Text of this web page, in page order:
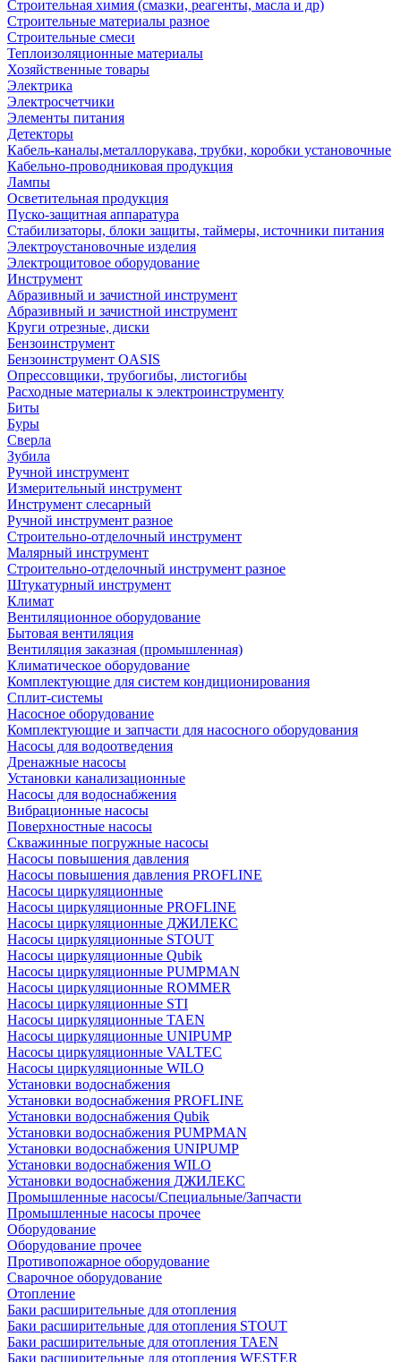
Строительная химия (смазки, реагенты, масла и др)
Строительные материалы разное
Строительные смеси
Теплоизоляционные материалы
Хозяйственные товары
Электрика
Электросчетчики
Элементы питания
Детекторы
Кабель-каналы,металлорукава, трубки, коробки установочные
Кабельно-проводниковая продукция
Лампы
Осветительная продукция
Пуско-защитная аппаратура
Стабилизаторы, блоки защиты, таймеры, источники питания
Электроустановочные изделия
Электрощитовое оборудование
Инструмент
Абразивный и зачистной инструмент
Абразивный и зачистной инструмент
Круги отрезные, диски
Бензоинструмент
Бензоинструмент OASIS
Опрессовщики, трубогибы, листогибы
Расходные материалы к электроинструменту
Биты
Буры
Сверла
Зубила
Ручной инструмент
Измерительный инструмент
Инструмент слесарный
Ручной инструмент разное
Строительно-отделочный инструмент
Малярный инструмент
Строительно-отделочный инструмент разное
Штукатурный инструмент
Климат
Вентиляционное оборудование
Бытовая вентиляция
Вентиляция заказная (промышленная)
Климатическое оборудование
Комплектующие для систем кондиционирования
Сплит-системы
Насосное оборудование
Комплектующие и запчасти для насосного оборудования
Насосы для водоотведения
Дренажные насосы
Установки канализационные
Насосы для водоснабжения
Вибрационные насосы
Поверхностные насосы
Скважинные погружные насосы
Насосы повышения давления
Насосы повышения давления PROFLINE
Насосы циркуляционные
Насосы циркуляционные PROFLINE
Насосы циркуляционные ДЖИЛЕКС
Насосы циркуляционные STOUT
Насосы циркуляционные Qubik
Насосы циркуляционные PUMPMAN
Насосы циркуляционные ROMMER
Насосы циркуляционные STI
Насосы циркуляционные TAEN
Насосы циркуляционные UNIPUMP
Насосы циркуляционные VALTEC
Насосы циркуляционные WILO
Установки водоснабжения
Установки водоснабжения PROFLINE
Установки водоснабжения Qubik
Установки водоснабжения PUMPMAN
Установки водоснабжения UNIPUMP
Установки водоснабжения WILO
Установки водоснабжения ДЖИЛЕКС
Промышленные насосы/Специальные/Запчасти
Промышленные насосы прочее
Оборудование
Оборудование прочее
Противопожарное оборудование
Сварочное оборудование
Отопление
Баки расширительные для отопления
Баки расширительные для отопления STOUT
Баки расширительные для отопления TAEN
Баки расширительные для отопления WESTER